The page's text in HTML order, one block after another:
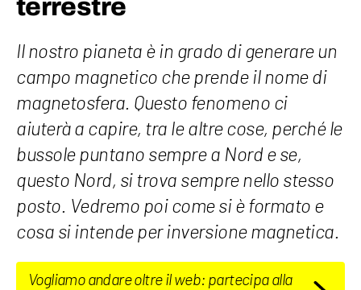
terrestre
Il nostro pianeta è in grado di generare un
campo magnetico che prende il nome di
magnetosfera. Questo fenomeno ci
aiuterà a capire, tra le altre cose, perché le
bussole puntano sempre a Nord e se,
questo Nord, si trova sempre nello stesso
posto. Vedremo poi come si è formato e
cosa si intende per inversione magnetica.
Vogliamo andare oltre il web: partecipa alla